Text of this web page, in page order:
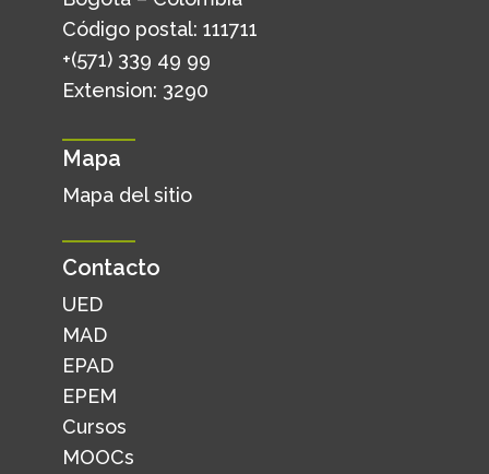
Código postal: 111711
+(571) 339 49 99
Extension: 3290
Mapa
Mapa del sitio
Contacto
UED
MAD
EPAD
EPEM
Cursos
MOOCs